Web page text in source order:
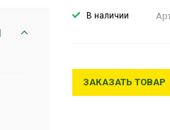
В наличии
ЗАКАЗАТЬ ТОВАР